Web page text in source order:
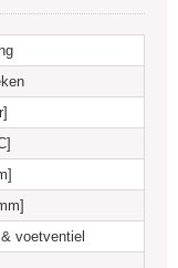
standaard
voetventiel